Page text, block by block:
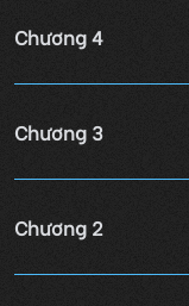
Chương 4
Chương 3
Chương 2